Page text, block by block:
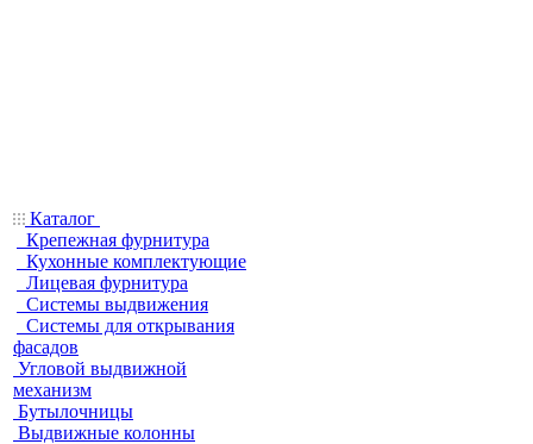
Каталог
Крепежная фурнитура
Кухонные комплектующие
Лицевая фурнитура
Системы выдвижения
Системы для открывания
фасадов
Угловой выдвижной
механизм
Бутылочницы
Выдвижные колонны